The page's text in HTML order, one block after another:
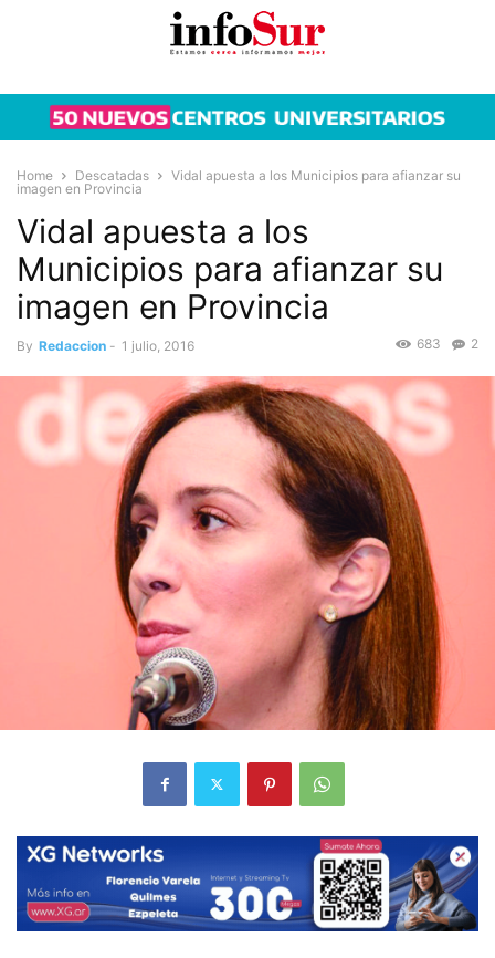
Home Descatadas
Vidal apuesta a los Municipios para afianzar su
imagen en Provincia
Vidal apuesta a los
Municipios para afianzar su
imagen en Provincia
By Redaccion - 1 julio, 2016 2
683